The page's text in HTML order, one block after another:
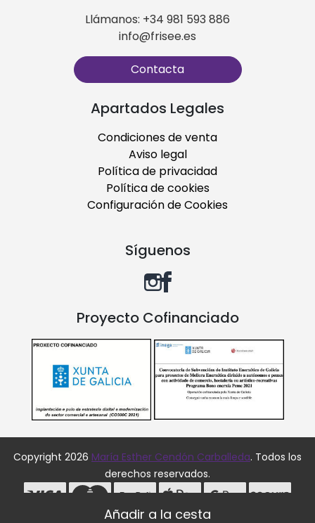
Llámanos: +34 981 593 886
info@frisee.es
Contacta
Apartados Legales
Condiciones de venta
Aviso legal
Política de privacidad
Política de cookies
Configuración de Cookies
Síguenos
Proyecto Cofinanciado
Copyright 2026 María Esther Cendón Carballeda. Todos los
derechos reservados.
Desarrollado porMEIGASOFT. Tecnología